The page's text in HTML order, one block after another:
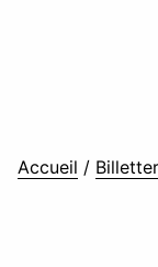
Accueil /